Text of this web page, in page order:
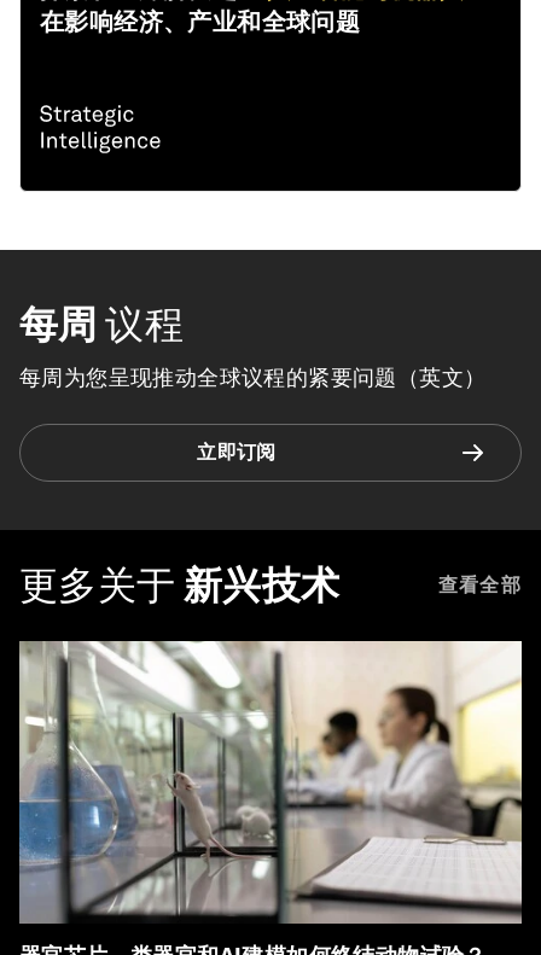
在影响经济、产业和全球问题
每周 议程
每周为您呈现推动全球议程的紧要问题（英文）
立即订阅
更多关于 新兴技术 查看全部